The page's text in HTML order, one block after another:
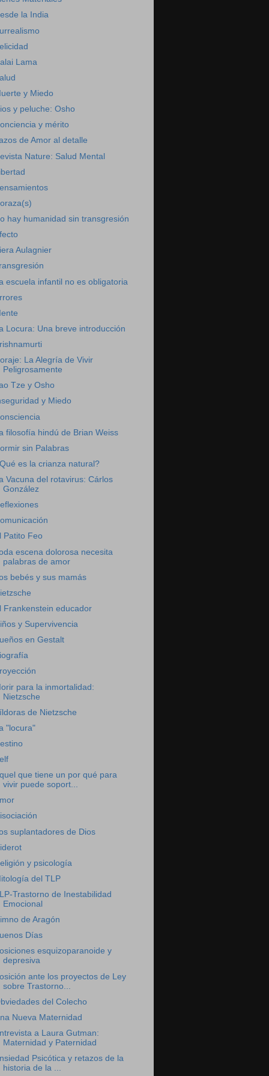
la India
Lama
y Miedo
y peluche: Osho
y mérito
de Amor al detalle
Nature: Salud Mental
hay humanidad sin transgresión
Aulagnier
escuela infantil no es obligatoria
Locura: Una breve introducción
La Alegría de Vivir
Peligrosamente
Tze y Osho
y Miedo
filosofía hindú de Brian Weiss
sin Palabras
es la crianza natural?
Vacuna del rotavirus: Cárlos
González
Patito Feo
escena dolorosa necesita
palabras de amor
bebés y sus mamás
Frankenstein educador
y Supervivencia
en Gestalt
para la inmortalidad:
Nietzsche
de Nietzsche
"locura"
que tiene un por qué para
vivir puede soport...
suplantadores de Dios
y psicología
del TLP
Trastorno de Inestabilidad
Emocional
de Aragón
Días
esquizoparanoide y
depresiva
ante los proyectos de Ley
sobre Trastorno...
del Colecho
Nueva Maternidad
a Laura Gutman:
Maternidad y Paternidad
Psicótica y retazos de la
historia de la ...